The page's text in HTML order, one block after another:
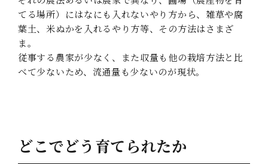
てる場所）にはなにも入れないやり方から、雑草や腐
葉土、米ぬかを入れるやり方等、その方法はさまざ
ま。
従事する農家が少なく、また収量も他の栽培方法と比
べて少ないため、流通量も少ないのが現状。
どこでどう育てられたか